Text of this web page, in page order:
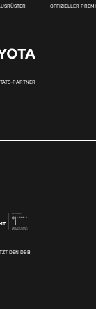
OFFIZIELLER
PARTNER
DEN DBB